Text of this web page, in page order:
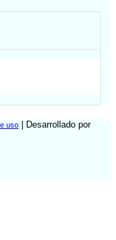
uso | Desarrollado por